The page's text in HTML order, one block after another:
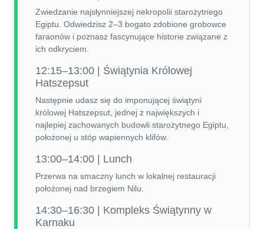
Zwiedzanie najsłynniejszej nekropolii starożytnego
Egiptu. Odwiedzisz 2–3 bogato zdobione grobowce
faraonów i poznasz fascynujące historie związane z
ich odkryciem.
12:15–13:00 | Świątynia Królowej
Hatszepsut
Następnie udasz się do imponującej świątyni
królowej Hatszepsut, jednej z największych i
najlepiej zachowanych budowli starożytnego Egiptu,
położonej u stóp wapiennych klifów.
13:00–14:00 | Lunch
Przerwa na smaczny lunch w lokalnej restauracji
położonej nad brzegiem Nilu.
14:30–16:30 | Kompleks Świątynny w
Karnaku